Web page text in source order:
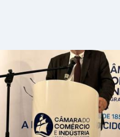
2026